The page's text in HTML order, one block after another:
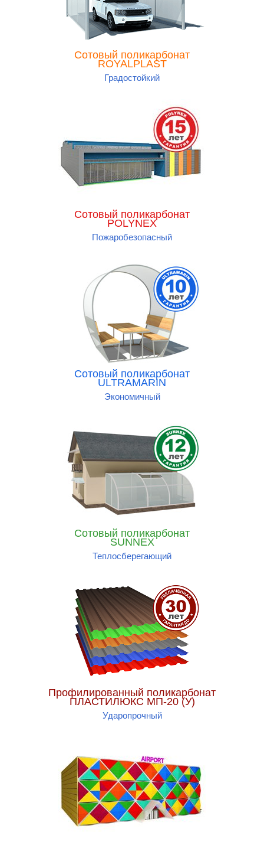
Сотовый поликарбонат
ROYALPLAST
Градостойкий
Сотовый поликарбонат
POLYNEX
Пожаробезопасный
Сотовый поликарбонат
ULTRAMARIN
Экономичный
Сотовый поликарбонат
SUNNEX
Теплосберегающий
Профилированный поликарбонат
ПЛАСТИЛЮКС МП-20 (У)
Ударопрочный